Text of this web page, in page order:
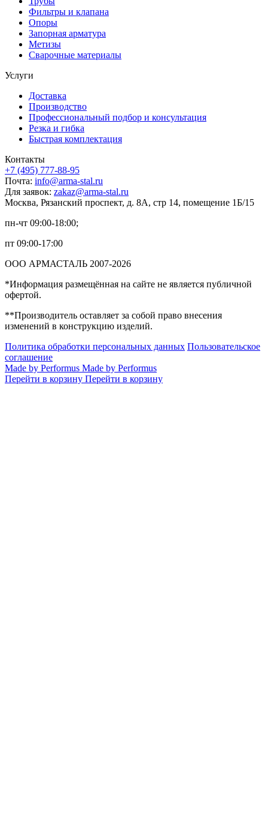
Фильтры и клапана
Опоры
Запорная арматура
Метизы
Сварочные материалы
Услуги
Доставка
Производство
Профессиональный подбор и консультация
Резка и гибка
Быстрая комплектация
Контакты
+7 (495) 777-88-95
Почта: info@arma-stal.ru
Для заявок: zakaz@arma-stal.ru
Москва, Рязанский проспект, д. 8А, стр 14, помещение 1Б/15
пн-чт 09:00-18:00;
пт 09:00-17:00
ООО АРМАСТАЛЬ 2007-2026
*Информация размещённая на сайте не является публичной
офертой.
**Производитель оставляет за собой право внесения
изменений в конструкцию изделий.
Политика обработки персональных данных Пользовательское
соглашение
Made by Performus Made by Performus
Перейти в корзину Перейти в корзину